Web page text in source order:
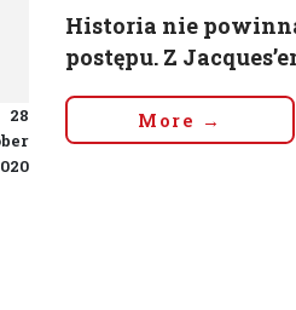
28
Historia nie
postępu. Z
More →